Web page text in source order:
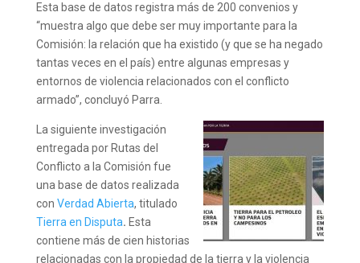
Esta base de datos registra más de 200 convenios y
“muestra algo que debe ser muy importante para la
Comisión: la relación que ha existido (y que se ha negado
tantas veces en el país) entre algunas empresas y
entornos de violencia relacionados con el conflicto
armado”, concluyó Parra.
La siguiente investigación
entregada por Rutas del
Conflicto a la Comisión fue
una base de datos realizada
con Verdad Abierta, titulado
Tierra en Disputa. Esta
contiene más de cien historias
relacionadas con la propiedad de la tierra y la violencia